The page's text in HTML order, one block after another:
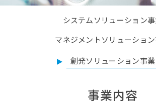
お問い合わせ
INFORMATION
システムソリューション
マネジメントソリューショ
創発ソリューション事業
事業内容